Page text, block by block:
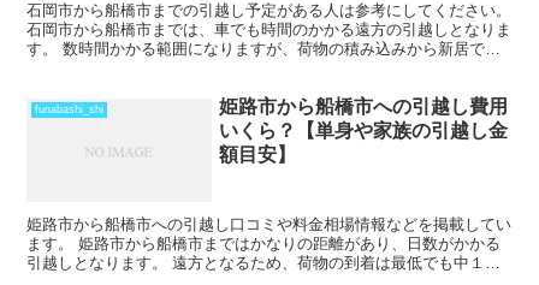
石岡市から船橋市までの引越し予定がある人は参考にしてください。
石岡市から船橋市までは、車でも時間のかかる遠方の引越しとなりま
す。 数時間かかる範囲になりますが、荷物の積み込みから新居での
funabashi_shi
姫路市から船橋市への引越し費用
いくら？【単身や家族の引越し金
額目安】
姫路市から船橋市への引越し口コミや料金相場情報などを掲載してい
ます。 姫路市から船橋市まではかなりの距離があり、日数がかかる
引越しとなります。 遠方となるため、荷物の到着は最低でも中１日